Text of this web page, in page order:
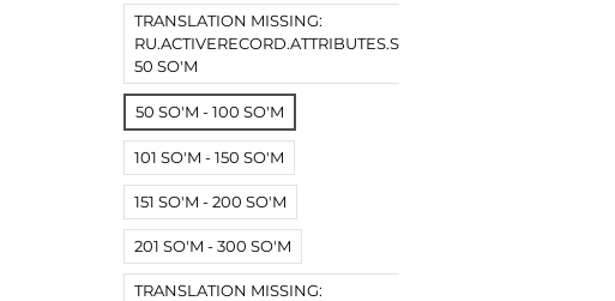
TRANSLATION MISSING:
RU.ACTIVERECORD.ATTRIBUTES.SPREE/PRODUCT.LESS_THAN
50 SO'M
50 SO'M - 100 SO'M
101 SO'M - 150 SO'M
151 SO'M - 200 SO'M
201 SO'M - 300 SO'M
TRANSLATION MISSING: